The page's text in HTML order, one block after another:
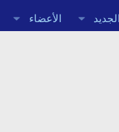
الأعضاء